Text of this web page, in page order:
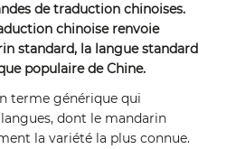
de traduction chinoises.
chinoise renvoie
standard, la langue standard
populaire de Chine.
terme générique qui
dont le mandarin
la variété la plus connue.